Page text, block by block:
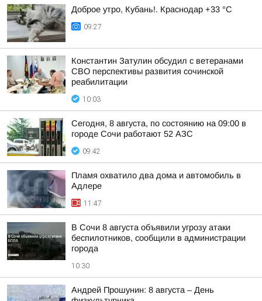
Доброе утро, Кубань!. Краснодар +33 °С
09:27
Константин Затулин обсудил с ветеранами
СВО перспективы развития сочинской
реабилитации
10:03
Сегодня, 8 августа, по состоянию на 09:00 в
городе Сочи работают 52 АЗС
09:42
Пламя охватило два дома и автомобиль в
Адлере
11:47
В Сочи 8 августа объявили угрозу атаки
беспилотников, сообщили в администрации
города
10:30
Андрей Прошунин: 8 августа – День